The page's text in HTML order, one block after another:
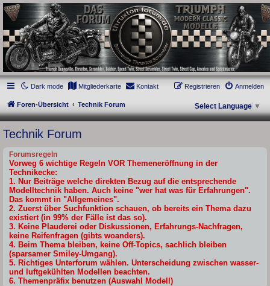
thruxton-forum.de
DAS FORUM! Alles rund um die Triumph Modern Classic Modelle. Das Forum für
die New Bonneville Baureihen ab BJ 2001. Triumph Bonneville, Thruxton,
Scrambler, Bobber, Speed Twin, Street Scrambler, Street Twin, Street Cup, America
und Speedmaster.
Dark mode
Mitgliederkarte Kontakt Anmelden
Registrieren
Foren-Übersicht Technik Forum Select Language ▼
Technik Forum
Forumsregeln
Vorweg 6 wichtige Regeln VOR Themeneröffnung in der
Technikecke:
1. Nur Beiträge welche direkten Bezug auf die entsprechende
Modelltechnik haben. Auch keine "wer hat was für Erfahrungen".
Das kommt in "Allgemeines".
2. Zuerst über Suchfunktion schauen, ob bereits ein Thema dazu
existiert (in 99% der Fälle ist das so).
3. Keine Plauderei oder Diskussionen, Erfahrungs-Nachfragen,
keine Reifenfragen (gibts woanders).
4. Beim Thema bleiben, keine Off-Topics, sachlich bleiben
(sparsamer Smiley-Umgang).
5. Richtiges Unterforum wählen. Unterscheidung zwischen wasser-
und luftgekühlten Modellen beachten.
6. Themenpräfix benutzen (Auswahl Modell)